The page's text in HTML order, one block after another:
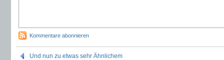
Kommentare abonnieren
Und nun zu etwas sehr Ähnlichem